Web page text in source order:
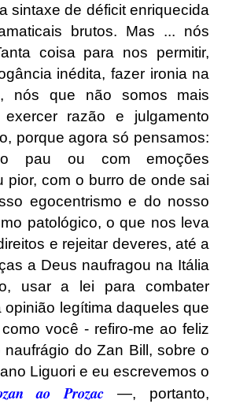
sintaxe de déficit enriquecida
brutos. Mas ... nós
coisa para nos permitir,
inédita, fazer ironia na
nós que não somos mais
razão e julgamento
porque agora só pensamos:
pau ou com emoções
pior, com o burro de onde sai
egocentrismo e do nosso
patológico, o que nos leva
e rejeitar deveres, até a
a Deus naufragou na Itália
usar a lei para combater
opinião legítima daqueles que
você - refiro-me ao feliz
do Zan Bill, sobre o
Liguori e eu escrevemos o
ao Prozac —, portanto,